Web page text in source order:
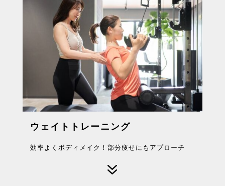
ウェイトトレーニング
効率よくボディメイク！部分痩せにもアプローチ
7